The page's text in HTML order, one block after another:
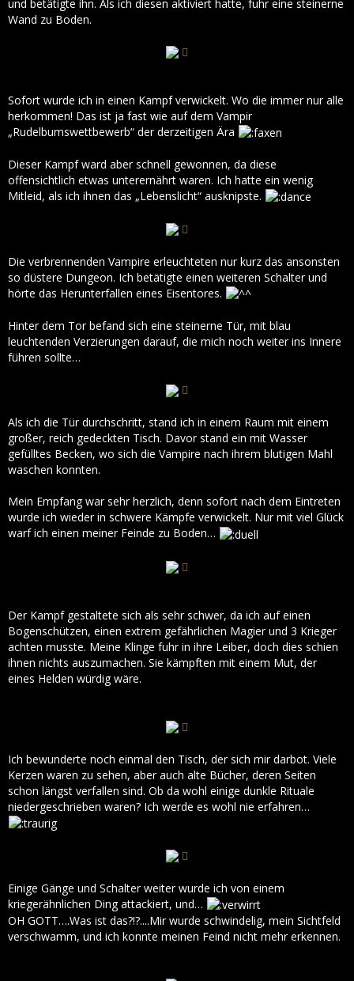
und betätigte ihn. Als ich diesen aktiviert hatte, fuhr eine steinerne
Wand zu Boden.
Sofort wurde ich in einen Kampf verwickelt. Wo die immer nur alle
herkommen! Das ist ja fast wie auf dem Vampir
„Rudelbumswettbewerb“ der derzeitigen Ära
Dieser Kampf ward aber schnell gewonnen, da diese
offensichtlich etwas unterernährt waren. Ich hatte ein wenig
Mitleid, als ich ihnen das „Lebenslicht“ ausknipste.
Die verbrennenden Vampire erleuchteten nur kurz das ansonsten
so düstere Dungeon. Ich betätigte einen weiteren Schalter und
hörte das Herunterfallen eines Eisentores.
Hinter dem Tor befand sich eine steinerne Tür, mit blau
leuchtenden Verzierungen darauf, die mich noch weiter ins Innere
führen sollte…
Als ich die Tür durchschritt, stand ich in einem Raum mit einem
großer, reich gedeckten Tisch. Davor stand ein mit Wasser
gefülltes Becken, wo sich die Vampire nach ihrem blutigen Mahl
waschen konnten.
Mein Empfang war sehr herzlich, denn sofort nach dem Eintreten
wurde ich wieder in schwere Kämpfe verwickelt. Nur mit viel Glück
warf ich einen meiner Feinde zu Boden…
Der Kampf gestaltete sich als sehr schwer, da ich auf einen
Bogenschützen, einen extrem gefährlichen Magier und 3 Krieger
achten musste. Meine Klinge fuhr in ihre Leiber, doch dies schien
ihnen nichts auszumachen. Sie kämpften mit einem Mut, der
eines Helden würdig wäre.
Ich bewunderte noch einmal den Tisch, der sich mir darbot. Viele
Kerzen waren zu sehen, aber auch alte Bücher, deren Seiten
schon längst verfallen sind. Ob da wohl einige dunkle Rituale
niedergeschrieben waren? Ich werde es wohl nie erfahren…
Einige Gänge und Schalter weiter wurde ich von einem
kriegerähnlichen Ding attackiert, und…
OH GOTT….Was ist das?!?....Mir wurde schwindelig, mein Sichtfeld
verschwamm, und ich konnte meinen Feind nicht mehr erkennen.